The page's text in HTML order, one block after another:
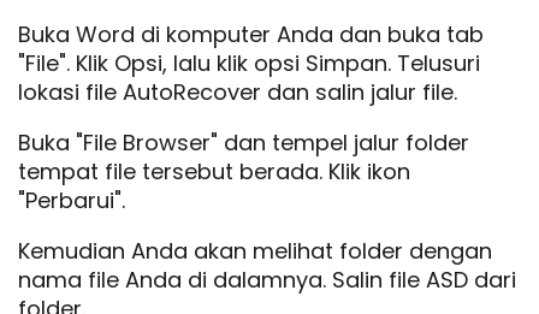
Buka Word di komputer Anda dan buka tab
"File". Klik Opsi, lalu klik opsi Simpan. Telusuri
lokasi file AutoRecover dan salin jalur file.
Buka "File Browser" dan tempel jalur folder
tempat file tersebut berada. Klik ikon
"Perbarui".
Kemudian Anda akan melihat folder dengan
nama file Anda di dalamnya. Salin file ASD dari